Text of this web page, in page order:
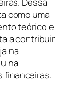
Dessa
como uma
teórico e
a contribuir
na
na
financeiras.